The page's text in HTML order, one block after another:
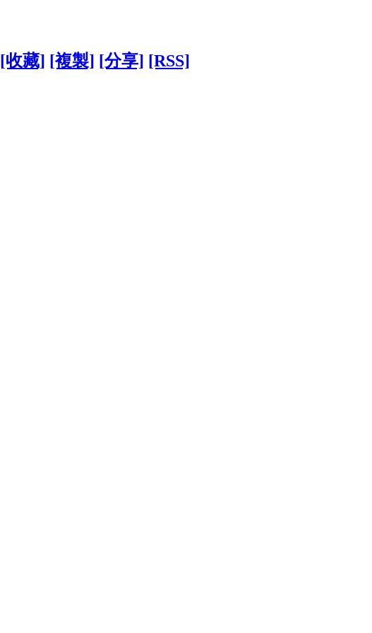
[收藏] [複製] [分享] [RSS]